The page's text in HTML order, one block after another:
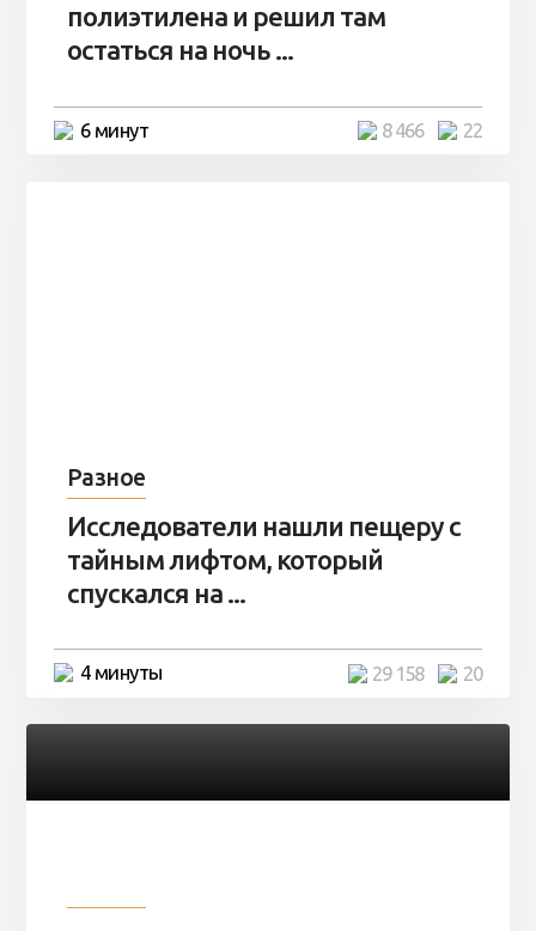
полиэтилена и решил там
остаться на ночь ...
6 минут 22
8 466
Разное
Исследователи нашли пещеру с
тайным лифтом, который
спускался на ...
4 минуты 20
29 158